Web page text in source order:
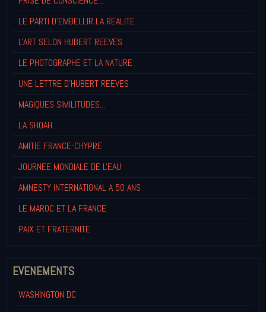
LE PARTI D'EMBELLIR LA REALITE
L'ART SELON HUBERT REEVES
LE PHOTOGRAPHE ET LA NATURE
UNE LETTRE D'HUBERT REEVES
MAGIQUES SIMILITUDES...
LA SHOAH...
AMITIE FRANCE-CHYPRE
JOURNEE MONDIALE DE L'EAU
AMNESTY INTERNATIONAL A 50 ANS
LE MAROC ET LA FRANCE
PAIX ET FRATERNITE
EVENEMENTS
WASHINGTON DC